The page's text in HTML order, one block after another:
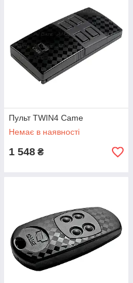
Пульт TWIN4 Came
Немає в наявності
1 548 ₴